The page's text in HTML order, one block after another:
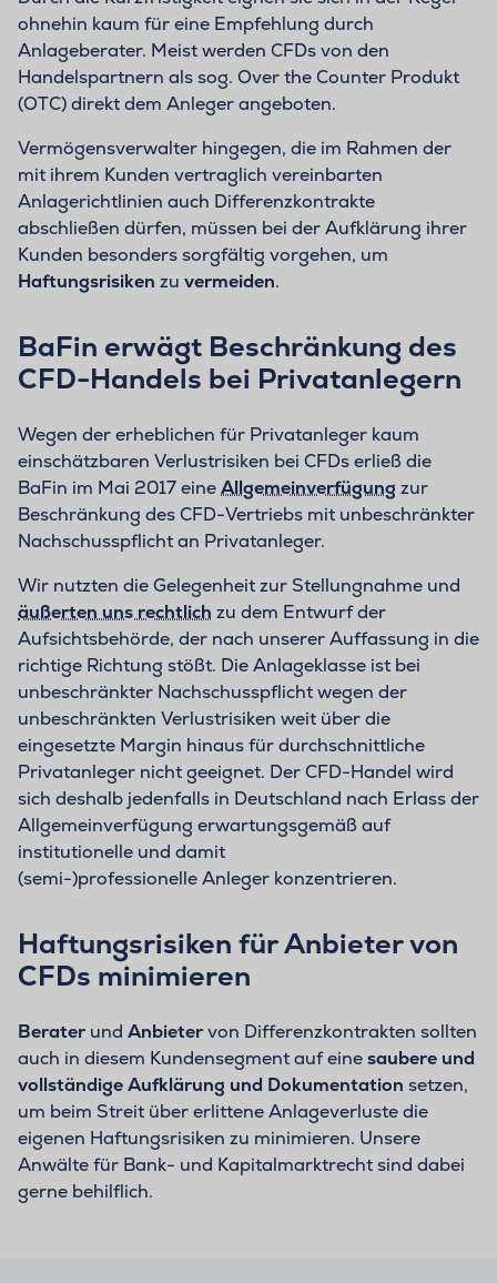
ohnehin kaum für eine Empfehlung durch
Anlageberater. Meist werden CFDs von den
Handelspartnern als sog. Over the Counter Produkt
(OTC) direkt dem Anleger angeboten.
Vermögensverwalter hingegen, die im Rahmen der
mit ihrem Kunden vertraglich vereinbarten
Anlagerichtlinien auch Differenzkontrakte
abschließen dürfen, müssen bei der Aufklärung ihrer
Kunden besonders sorgfältig vorgehen, um
Haftungsrisiken zu vermeiden.
BaFin erwägt Beschränkung des
CFD-Handels bei Privatanlegern
Wegen der erheblichen für Privatanleger kaum
einschätzbaren Verlustrisiken bei CFDs erließ die
BaFin im Mai 2017 eineAllgemeinverfügung zur
Beschränkung des CFD-Vertriebs mit unbeschränkter
Nachschusspflicht an Privatanleger.
Wir nutzten die Gelegenheit zur Stellungnahme und
äußerten uns rechtlich zu dem Entwurf der
Aufsichtsbehörde, der nach unserer Auffassung in die
richtige Richtung stößt. Die Anlageklasse ist bei
unbeschränkter Nachschusspflicht wegen der
unbeschränkten Verlustrisiken weit über die
eingesetzte Margin hinaus für durchschnittliche
Privatanleger nicht geeignet. Der CFD-Handel wird
sich deshalb jedenfalls in Deutschland nach Erlass der
Allgemeinverfügung erwartungsgemäß auf
institutionelle und damit
(semi-)professionelle Anleger konzentrieren.
Haftungsrisiken für Anbieter von
CFDs minimieren
Berater und Anbietervon Differenzkontrakten sollten
auch in diesem Kundensegment auf einesaubere und
vollständige Aufklärung und Dokumentation setzen,
um beim Streit über erlittene Anlageverluste die
eigenen Haftungsrisiken zu minimieren. Unsere
Anwälte für Bank- und Kapitalmarktrecht sind dabei
gerne behilflich.